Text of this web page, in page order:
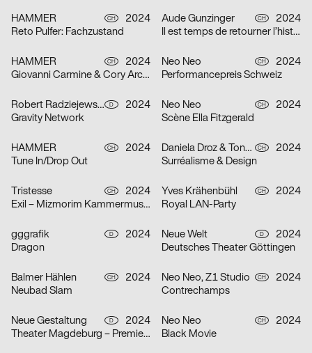
HAMMER CH
2024
Reto Pulfer: Fachzustand
Aude Gunzinger CH
2024
Il est temps de retourner l’histoire
HAMMER CH
2024
Giovanni Carmine & Cory Arcangel: ALL I EAT IN A DAY
Neo Neo CH
2024
Performancepreis Schweiz
Robert Radziejewski, Michal Veltruský D
2024
Gravity Network
Neo Neo CH
2024
Scène Ella Fitzgerald
HAMMER CH
2024
Tune In/Drop Out
Daniela Droz & Tonatiuh Ambrosetti, Neo Neo CH
2024
Surréalisme & Design
Tristesse CH
2024
Exil – Mizmorim Kammermusik Festival Basel
Yves Krähenbühl CH
2024
Royal LAN-Party
gggrafik D
2024
Dragon
Neue Welt D
2024
Deutsches Theater Göttingen
Balmer Hählen CH
2024
Neubad Slam
Neo Neo, Z1 Studio CH
2024
Contrechamps
Neue Gestaltung D
2024
Theater Magdeburg – Premierenplakate
Neo Neo CH
2024
Black Movie